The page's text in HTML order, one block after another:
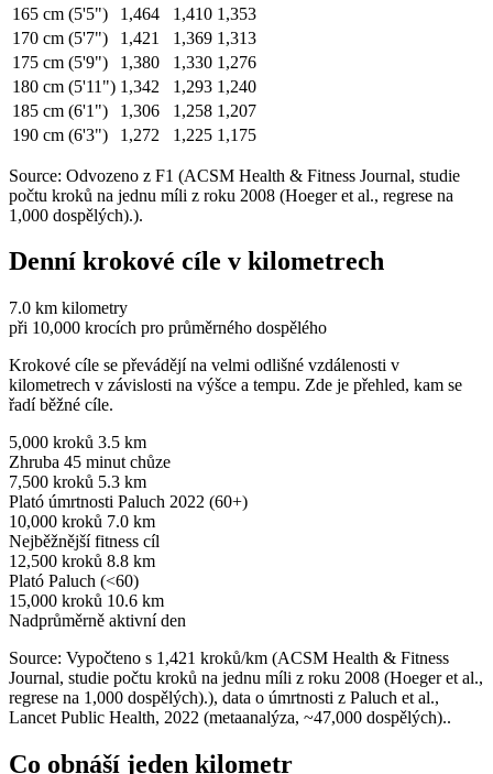
165 cm (5'5")
1,464 1,410 1,353
170 cm (5'7")
1,421 1,369 1,313
175 cm (5'9")
1,380 1,330 1,276
180 cm (5'11") 1,342 1,293 1,240
185 cm (6'1")
1,306 1,258 1,207
190 cm (6'3")
1,272 1,225 1,175
Source: Odvozeno z F1 (ACSM Health & Fitness Journal, studie
počtu kroků na jednu míli z roku 2008 (Hoeger et al., regrese na
1,000 dospělých).).
Denní krokové cíle v kilometrech
7.0 km kilometry
při 10,000 krocích pro průměrného dospělého
Krokové cíle se převádějí na velmi odlišné vzdálenosti v
kilometrech v závislosti na výšce a tempu. Zde je přehled, kam se
řadí běžné cíle.
5,000 kroků 3.5 km
Zhruba 45 minut chůze
7,500 kroků 5.3 km
Plató úmrtnosti Paluch 2022 (60+)
10,000 kroků 7.0 km
Nejběžnější fitness cíl
12,500 kroků 8.8 km
Plató Paluch (<60)
15,000 kroků 10.6 km
Nadprůměrně aktivní den
Source: Vypočteno s 1,421 kroků/km (ACSM Health & Fitness
Journal, studie počtu kroků na jednu míli z roku 2008 (Hoeger et al.,
regrese na 1,000 dospělých).), data o úmrtnosti z Paluch et al.,
Lancet Public Health, 2022 (metaanalýza, ~47,000 dospělých)..
Co obnáší jeden kilometr